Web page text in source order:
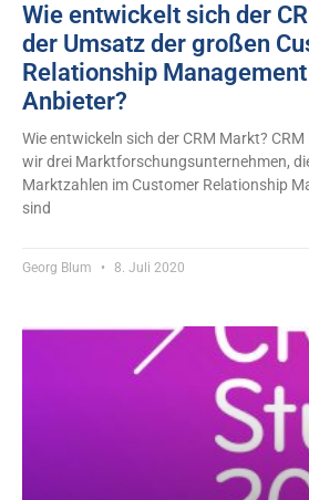
Wie entwickelt sich der
der Umsatz der großen
Relationship
Anbieter?
Wie entwickeln sich der CRM Markt?
wir drei Marktforschungsunternehmen,
Marktzahlen im Customer Relationship
sind
Georg Blum 8. Juli 2020